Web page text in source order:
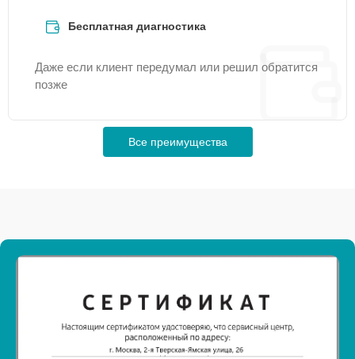
Бесплатная диагностика
Даже если клиент передумал или решил обратится
позже
Все преимущества